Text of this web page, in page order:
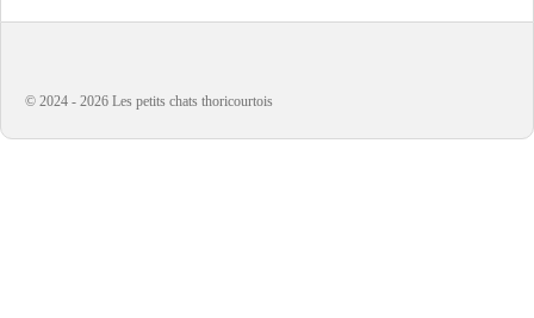
© 2024 - 2026 Les petits chats thoricourtois